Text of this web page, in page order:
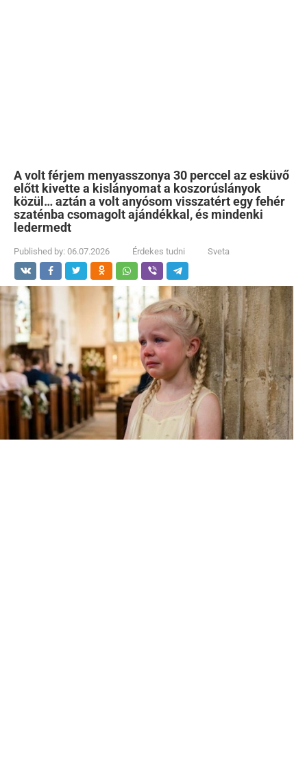
A volt férjem menyasszonya 30 perccel az esküvő
előtt kivette a kislányomat a koszorúslányok
közül… aztán a volt anyósom visszatért egy fehér
szaténba csomagolt ajándékkal, és mindenki
ledermedt
Published by: 06.07.2026 Érdekes tudni Sveta